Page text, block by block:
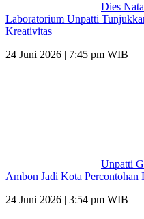
Dies
Laboratorium Unpatti
Kreativitas
24 Juni 2026 | 7:45 pm WIB
Unpatti
Ambon Jadi Kota Percontohan
24 Juni 2026 | 3:54 pm WIB